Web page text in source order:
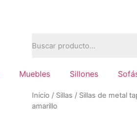
Muebles Sillones
Inicio / Sillas / Sillas de metal
amarillo